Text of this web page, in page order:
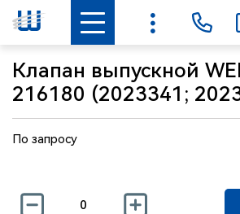
Клапан выпускной
216180 (2023341;
По запросу